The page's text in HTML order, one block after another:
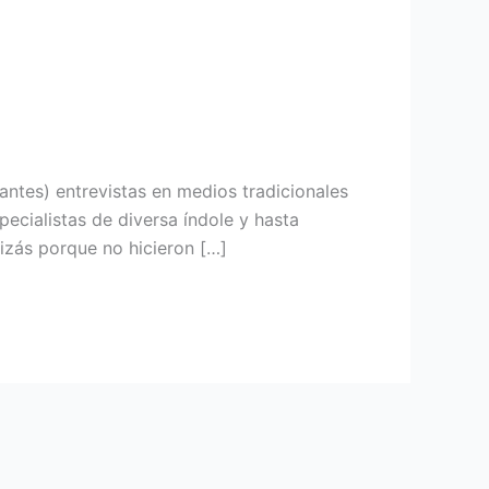
entrevistas en medios tradicionales
de diversa índole y hasta
porque no hicieron […]